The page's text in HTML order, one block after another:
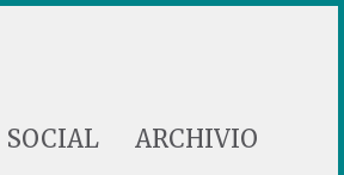
SOCIAL ARCHIVIO